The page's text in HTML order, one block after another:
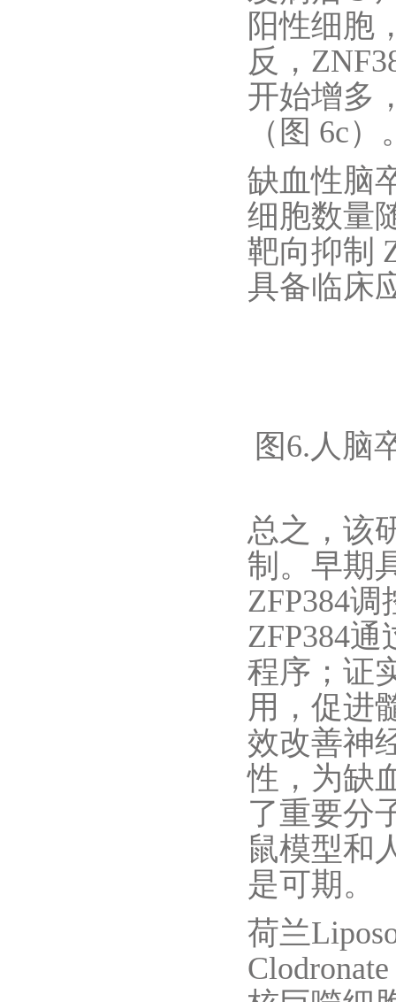
阳性细胞
反，
开始增多
（图 6c）
缺血性脑
细胞数量
靶向抑制
具备临床
图6.人脑
总之，该
制。早期
ZFP384
ZFP384
程序；证
用，促进
效改善神
性，为缺
了重要分
鼠模型和
是可期。
荷兰